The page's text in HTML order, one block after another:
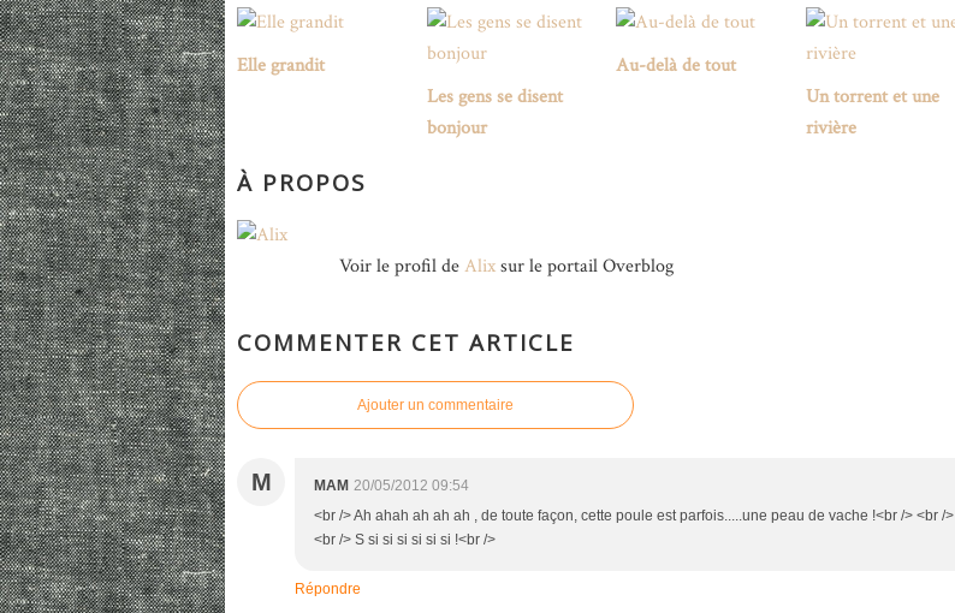
Elle grandit
Les gens se disent
bonjour
Au-delà de tout
Un torrent et une
rivière
À PROPOS
Voir le profil deAlixsur le portail Overblog
COMMENTER CET ARTICLE
Ajouter un commentaire
M MAM 20/05/2012 09:54
<br /> Ah ahah ah ah ah , de toute façon, cette poule est parfois.....une peau de vache !<br /> <br />
<br /> S si si si si si si !<br />
Répondre